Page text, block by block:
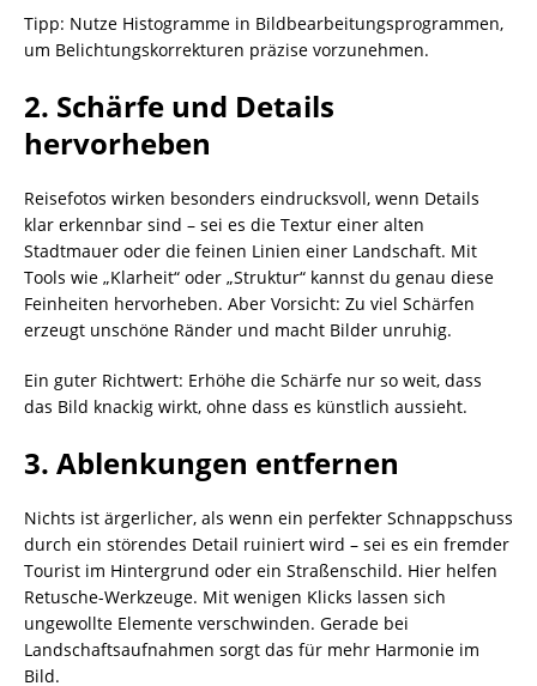
Tipp: Nutze Histogramme in Bildbearbeitungsprogrammen,
um Belichtungskorrekturen präzise vorzunehmen.
2. Schärfe und Details
hervorheben
Reisefotos wirken besonders eindrucksvoll, wenn Details
klar erkennbar sind – sei es die Textur einer alten
Stadtmauer oder die feinen Linien einer Landschaft. Mit
Tools wie „Klarheit“ oder „Struktur“ kannst du genau diese
Feinheiten hervorheben. Aber Vorsicht: Zu viel Schärfen
erzeugt unschöne Ränder und macht Bilder unruhig.
Ein guter Richtwert: Erhöhe die Schärfe nur so weit, dass
das Bild knackig wirkt, ohne dass es künstlich aussieht.
3. Ablenkungen entfernen
Nichts ist ärgerlicher, als wenn ein perfekter Schnappschuss
durch ein störendes Detail ruiniert wird – sei es ein fremder
Tourist im Hintergrund oder ein Straßenschild. Hier helfen
Retusche-Werkzeuge. Mit wenigen Klicks lassen sich
ungewollte Elemente verschwinden. Gerade bei
Landschaftsaufnahmen sorgt das für mehr Harmonie im
Bild.